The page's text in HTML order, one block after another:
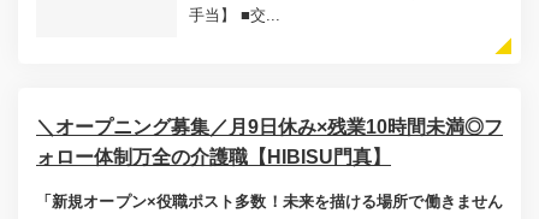
手当】 ■交...
＼オープニング募集／月9日休み×残業10時間未満◎フ
ォロー体制万全の介護職【HIBISU門真】
「新規オープン×役職ポスト多数！未来を描ける場所で働きません